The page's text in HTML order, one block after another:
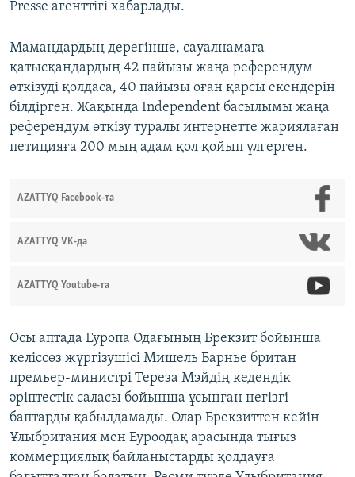
Presse агенттігі хабарлады.
Мамандардың дерегінше, сауалнамаға
қатысқандардың 42 пайызы жаңа референдум
өткізуді қолдаса, 40 пайызы оған қарсы екендерін
білдірген. Жақында Independent басылымы жаңа
референдум өткізу туралы интернетте жариялаған
петицияға 200 мың адам қол қойып үлгерген.
AZATTYQ Facebook-та
AZATTYQ VK-да
AZATTYQ Youtube-та
Осы аптада Еуропа Одағының Брекзит бойынша
келіссөз жүргізушісі Мишель Барнье британ
премьер-министрі Тереза Мэйдің кедендік
әріптестік саласы бойынша ұсынған негізгі
баптарды қабылдамады. Олар Брекзиттен кейін
Ұлыбритания мен Еуроодақ арасында тығыз
коммерциялық байланыстарды қолдауға